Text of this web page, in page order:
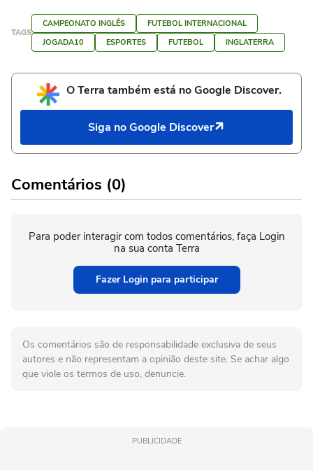
TAGS
CAMPEONATO INGLÊS
FUTEBOL INTERNACIONAL
JOGADA10
ESPORTES FUTEBOL INGLATERRA
O Terra também está no Google Discover.
Siga no Google Discover
Comentários (0)
Para poder interagir com todos comentários, faça Login
na sua conta Terra
Fazer Login para participar
Os comentários são de responsabilidade exclusiva de seus
autores e não representam a opinião deste site. Se achar algo
que viole os termos de uso, denuncie.
PUBLICIDADE